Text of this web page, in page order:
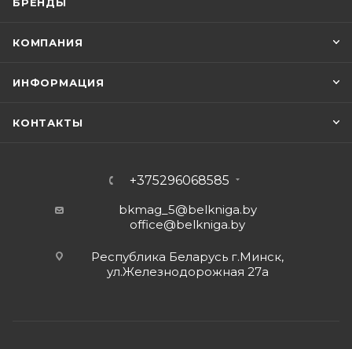
КОМПАНИЯ
ИНФОРМАЦИЯ
КОНТАКТЫ
+375296068585
bkmag_5@belkniga.by
office@belkniga.by
Республика Беларусь г.Минск,
ул.Железнодорожная 27а